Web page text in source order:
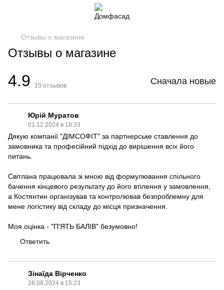
Отзывы о магазине
Отзывы о магазине
4.9 10 отзывов Сначала новые
Юрій Муратов
01.12.2024 в 18:33
Дякую компанії "ДІМСОФІТ" за партнерське ставлення до
замовника та професійний підхід до вирішення всіх його
питань.
Світлана працювала зі мною від формулювання спільного
бачення кінцевого результату до його втілення у замовлення,
а Костянтин організував та контролював безпроблемну для
мене логістику від складу до місця призначення.
Моя оцінка - "П'ЯТЬ БАЛІВ" безумовно!
Ответить
Зінаїда Вірченко
28.08.2024 в 15:23